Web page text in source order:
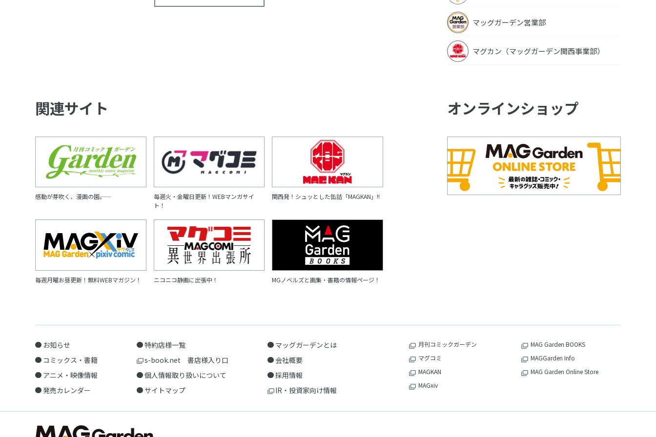
マッグガーデン営業部
マグカン（マッグガーデン関西事業部）
関連サイト
感動が芽吹く、漫画の園――。
毎週火・金曜日更新！WEBマンガサイ
ト！
関西発！シュッとした缶詰「MAGKAN」!!
毎週月曜お昼更新！無料WEBマガジン！ ニコニコ静画に出張中！ MGノベルズと画集・書籍の情報ページ！
オンラインショップ
お知らせ
コミックス・書籍
アニメ・映像情報
発売カレンダー
特約店様一覧
s-book.net 書店様入り口
個人情報取り扱いについて
サイトマップ
マッグガーデンとは
会社概要
採用情報
IR・投資家向け情報
月刊コミックガーデン
マグコミ
MAGKAN
MAGxiv
MAG Garden BOOKS
MAGGarden Info
MAG Garden Online Store